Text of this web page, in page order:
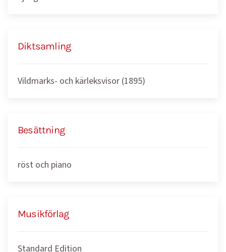
Diktsamling
Vildmarks- och kärleksvisor (1895)
Besättning
röst och piano
Musikförlag
Standard Edition